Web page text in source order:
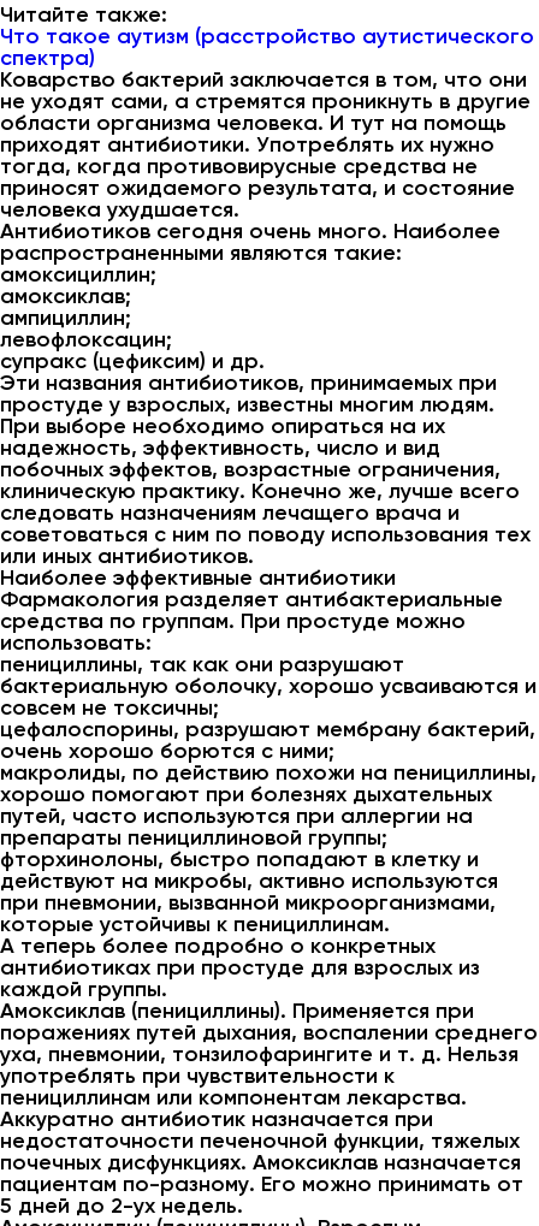
Читайте также:
Что такое аутизм (расстройство аутистического
спектра)
Коварство бактерий заключается в том, что они
не уходят сами, а стремятся проникнуть в другие
области организма человека. И тут на помощь
приходят антибиотики. Употреблять их нужно
тогда, когда противовирусные средства не
приносят ожидаемого результата, и состояние
человека ухудшается.
Антибиотиков сегодня очень много. Наиболее
распространенными являются такие:
амоксициллин;
амоксиклав;
ампициллин;
левофлоксацин;
супракс (цефиксим) и др.
Эти названия антибиотиков, принимаемых при
простуде у взрослых, известны многим людям.
При выборе необходимо опираться на их
надежность, эффективность, число и вид
побочных эффектов, возрастные ограничения,
клиническую практику. Конечно же, лучше всего
следовать назначениям лечащего врача и
советоваться с ним по поводу использования тех
или иных антибиотиков.
Наиболее эффективные антибиотики
Фармакология разделяет антибактериальные
средства по группам. При простуде можно
использовать:
пенициллины, так как они разрушают
бактериальную оболочку, хорошо усваиваются и
совсем не токсичны;
цефалоспорины, разрушают мембрану бактерий,
очень хорошо борются с ними;
макролиды, по действию похожи на пенициллины,
хорошо помогают при болезнях дыхательных
путей, часто используются при аллергии на
препараты пенициллиновой группы;
фторхинолоны, быстро попадают в клетку и
действуют на микробы, активно используются
при пневмонии, вызванной микроорганизмами,
которые устойчивы к пенициллинам.
А теперь более подробно о конкретных
антибиотиках при простуде для взрослых из
каждой группы.
Амоксиклав (пенициллины). Применяется при
поражениях путей дыхания, воспалении среднего
уха, пневмонии, тонзилофарингите и т. д. Нельзя
употреблять при чувствительности к
пенициллинам или компонентам лекарства.
Аккуратно антибиотик назначается при
недостаточности печеночной функции, тяжелых
почечных дисфункциях. Амоксиклав назначается
пациентам по-разному. Его можно принимать от
5 дней до 2-ух недель.